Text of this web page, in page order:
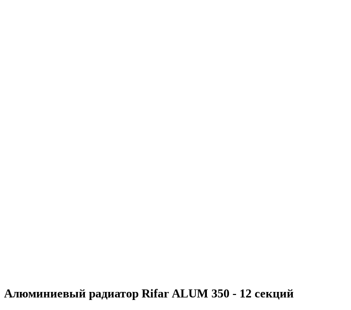
Алюминиевый радиатор Rifar ALUM 350 - 12 секций